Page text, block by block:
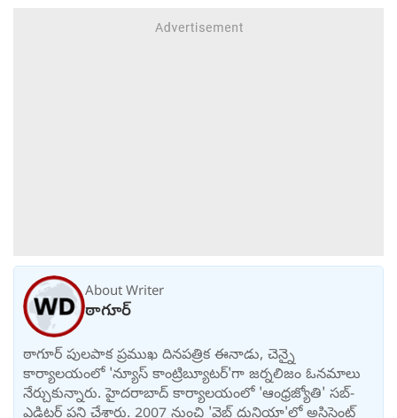
About Writer
ఠాగూర్
ఠాగూర్ పులపాక ప్రముఖ దినపత్రిక ఈనాడు, చెన్నై
కార్యాలయంలో 'న్యూస్ కాంట్రిబ్యూటర్‌'గా జర్నలిజం ఓనమాలు
నేర్చుకున్నారు. హైదరాబాద్ కార్యాలయంలో 'ఆంధ్రజ్యోతి' సబ్-